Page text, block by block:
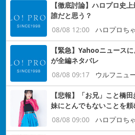
【徹底討論】ハロプロ史
誰だと思う？
08/08 12:00
ハロプロち
【緊急】Yahooニュース
が全編ネタバレ
08/08 09:17
ウルフニュ
【悲報】「お兄」こと橋
妹にとんでもないことを頼
08/08 09:00
ハロプロち